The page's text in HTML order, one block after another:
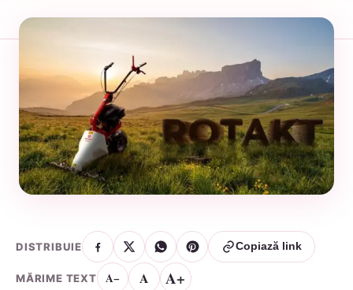
DISTRIBUIE Copiază link
MĂRIME TEXT A− A A+